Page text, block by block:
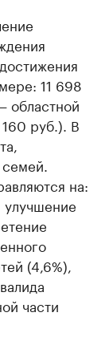
11 698
областной
руб.). В
на:
(4,6%),
части